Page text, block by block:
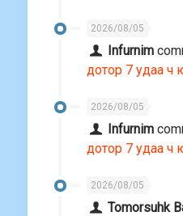
2026/08/05
Infurnim
дотор 7 удаа ч
2026/08/05
Infurnim
дотор 7 удаа ч
2026/08/05
Tomorsuhk